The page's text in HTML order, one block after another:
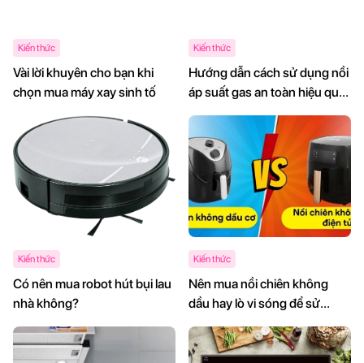
Kiến thức
Vài lời khuyên cho bạn khi
chọn mua máy xay sinh tố
Kiến thức
Hướng dẫn cách sử dụng nồi
áp suất gas an toàn hiệu quả,
chống cháy nổ
Kiến thức
Có nên mua robot hút bụi lau
nhà không?
Kiến thức
Nên mua nồi chiên không
dầu hay lò vi sóng để sử
dụng cho gia đình mình